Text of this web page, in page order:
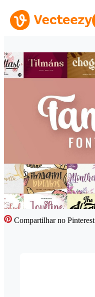
Compartilhar no Pinterest